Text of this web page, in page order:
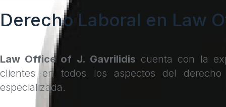
Derecho Laboral en Law
Law Office of J. Gavrilidis cuenta con la
clientes en todos los aspectos del derecho
especializada.